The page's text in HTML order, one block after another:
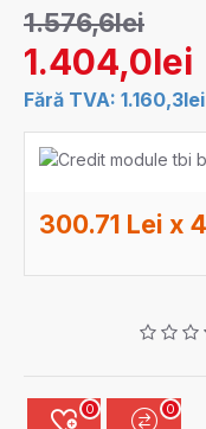
1.404,0lei
1.576,6lei
Fără TVA: 1.160,3lei
300.71 Lei x
0 0